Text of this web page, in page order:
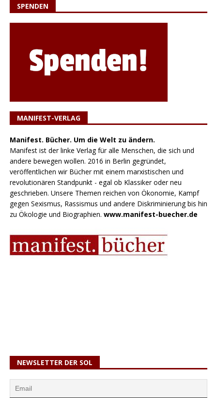
SPENDEN
MANIFEST-VERLAG
Manifest. Bücher. Um die Welt zu ändern.
Manifest ist der linke Verlag für alle Menschen, die sich und
andere bewegen wollen. 2016 in Berlin gegründet,
veröffentlichen wir Bücher mit einem marxistischen und
revolutionären Standpunkt - egal ob Klassiker oder neu
geschrieben. Unsere Themen reichen von Ökonomie, Kampf
gegen Sexismus, Rassismus und andere Diskriminierung bis hin
zu Ökologie und Biographien. www.manifest-buecher.de
NEWSLETTER DER SOL